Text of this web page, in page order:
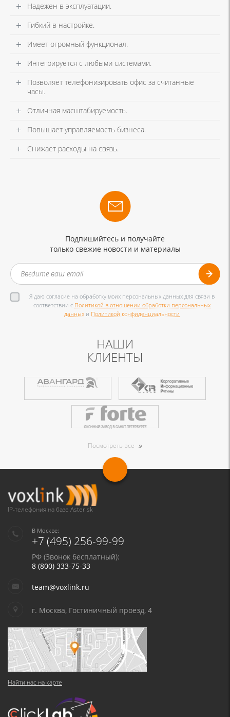
Надежен в эксплуатации.
Гибкий в настройке.
Имеет огромный функционал.
Интегрируется с любыми системами.
Позволяет телефонизировать офис за считанные
часы.
Отличная масштабируемость.
Повышает управляемость бизнеса.
Снижает расходы на связь.
Подпишийтесь и получайте
только свежие новости и материалы
Я даю согласие на обработку моих персональных данных для связи в
соответствии с Политикой в отношении обработки персональных
данных и Политикой конфиденциальности
НАШИ
КЛИЕНТЫ
Посмотреть все
IP-телефония на базе Asterisk
В Москве:
+7 (495) 256-99-99
РФ (Звонок бесплатный):
8 (800) 333-75-33
team@voxlink.ru
г. Москва, Гостиничный проезд, 4
Найти нас на карте